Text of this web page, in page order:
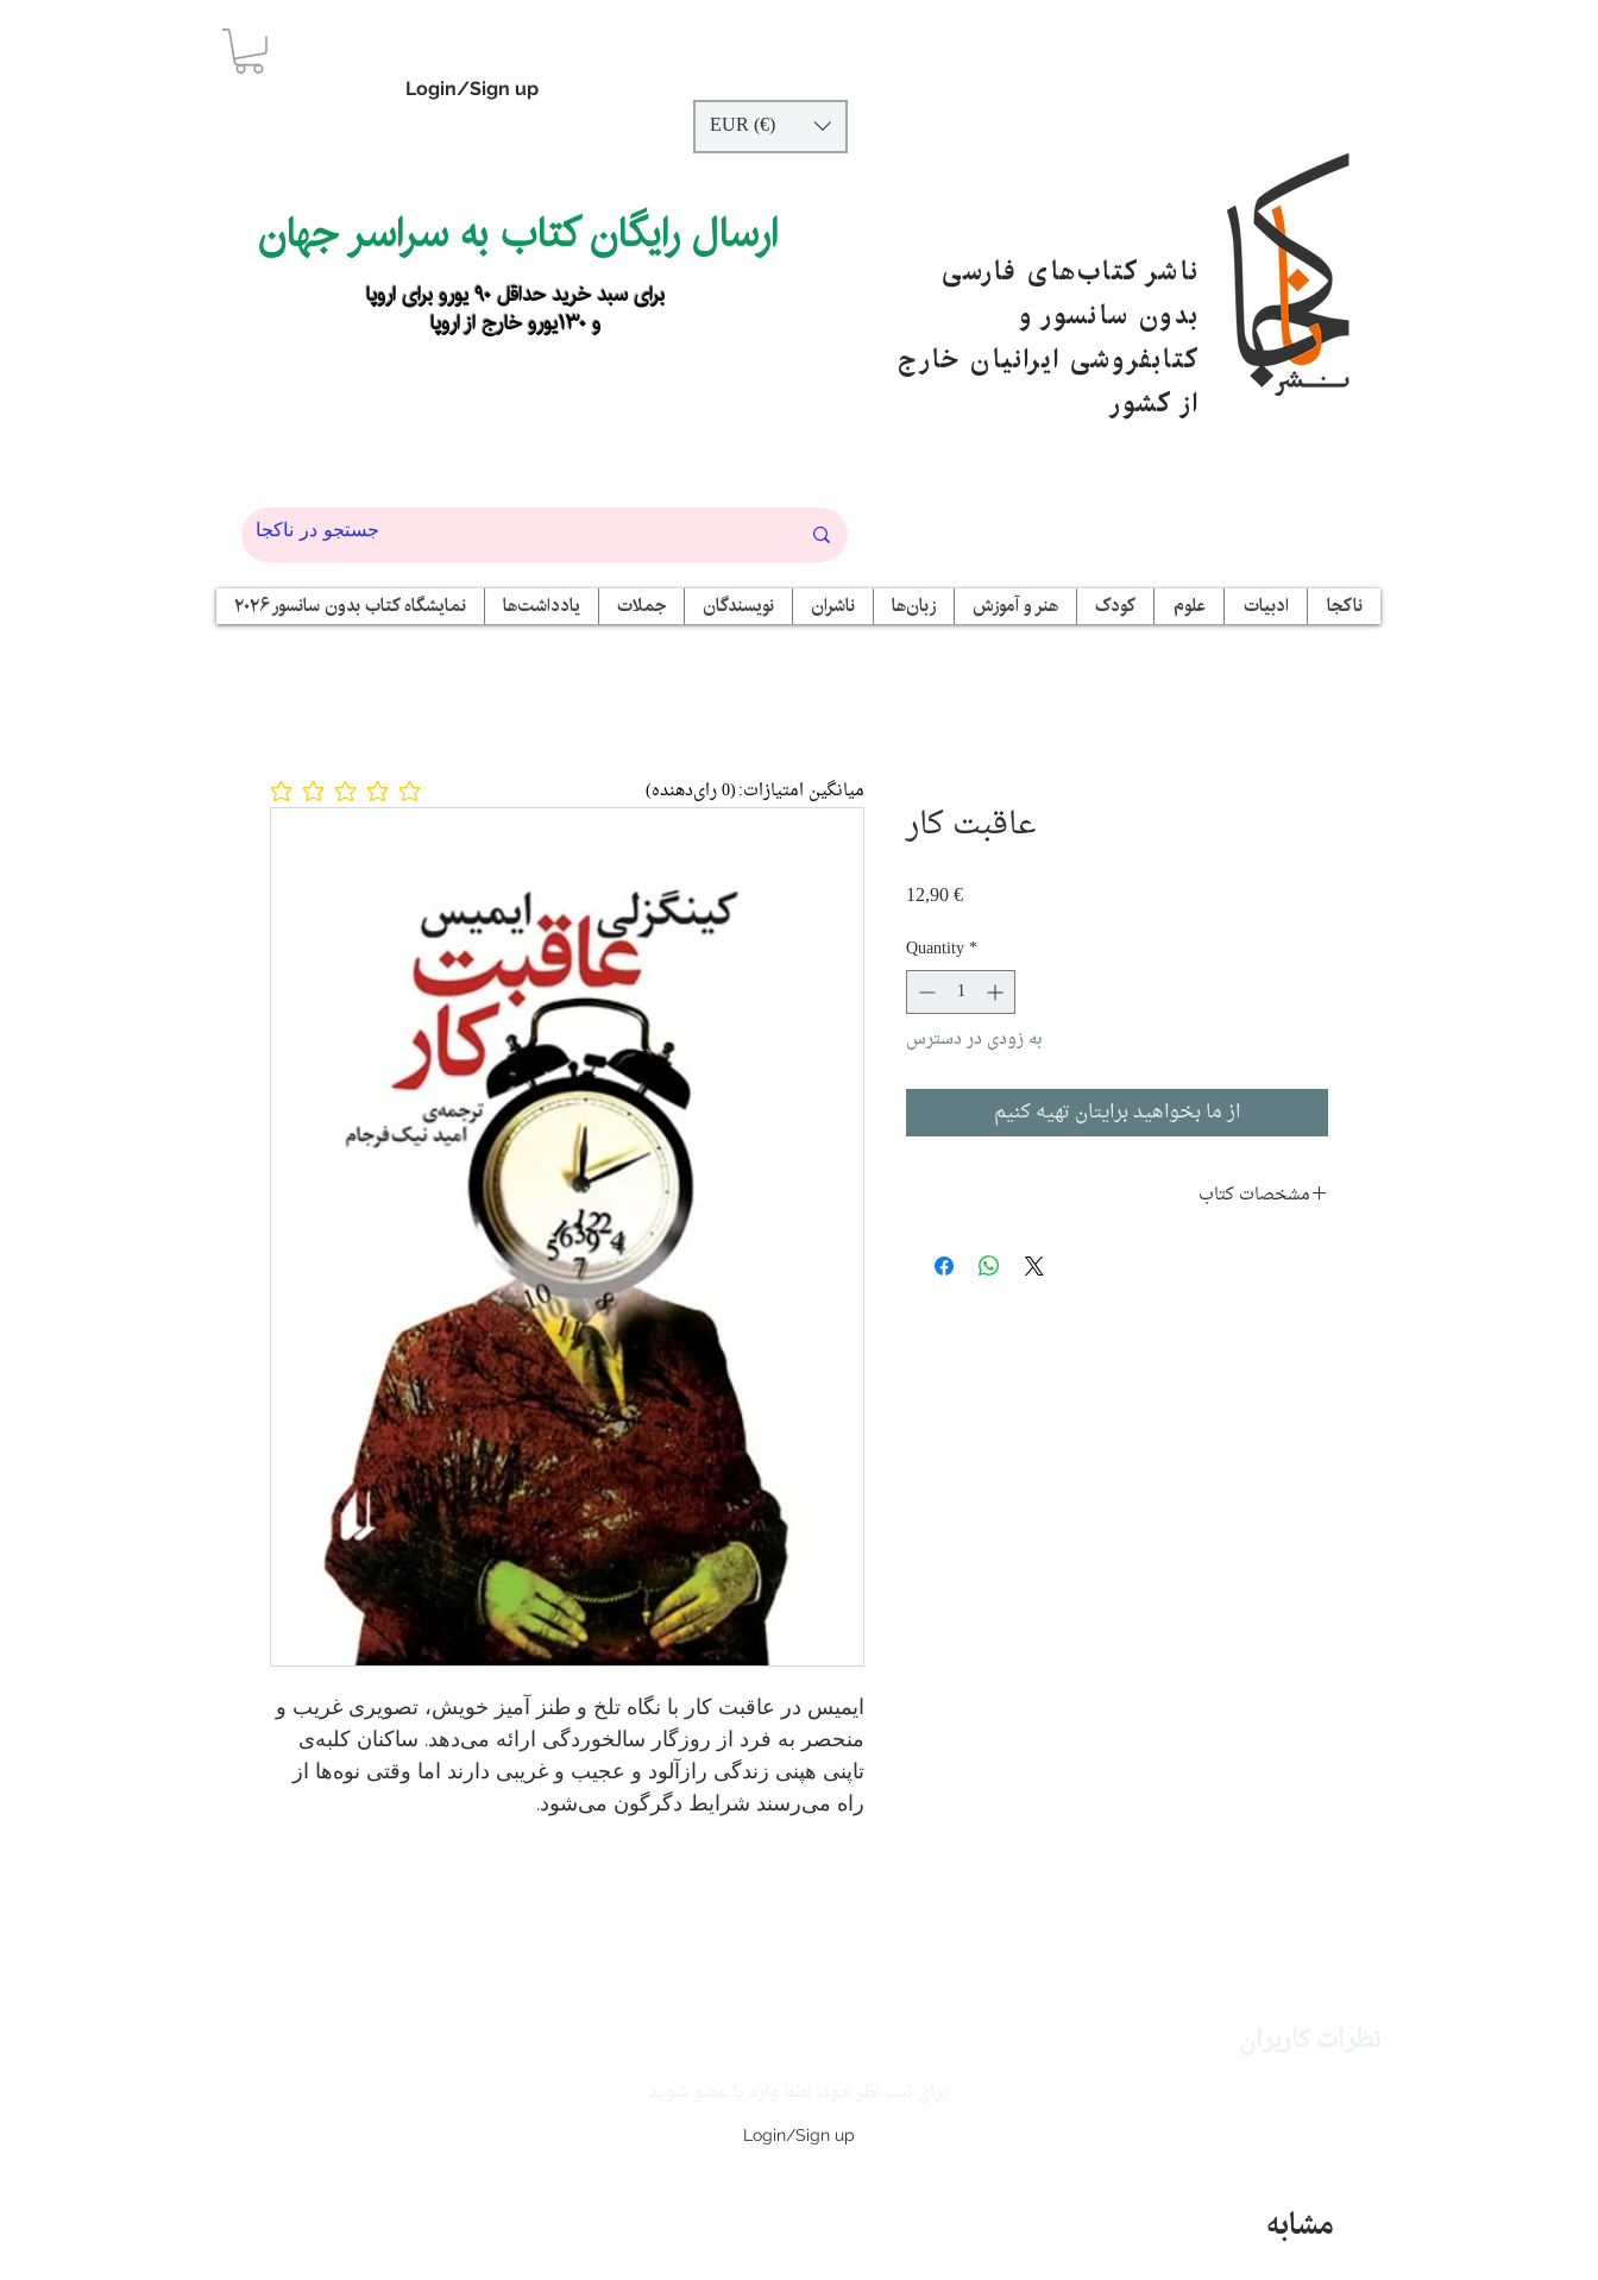
Login/Sign up
EUR (€)
ارسال رایگان کتاب به سراسر جهان
برای سبد خرید حداقل ۹۰ یورو برای اروپا
و ۱۳۰یورو خارج از اروپا
ناشر کتاب‌های فارسی
بدون سانسور و
کتابفروشی ایرانیان خارج
از کشور
ناکجا ادبیات علوم کودک هنر و آموزش زبان‌ها ناشران نویسندگان جملات یادداشت‌ها نمایشگاه کتاب بدون سانسور ۲۰۲۶
ایمیس در عاقبت کار با نگاه تلخ و طنز آمیز خویش، تصویری غریب و
منحصر به فرد از روزگار سالخوردگی ارائه می‌دهد. ساکنان کلبه‌ی
تا‌پنی هپنی زندگی رازآلود و عجیب و غریبی دارند اما وقتی نوه‌ها از
راه می‌رسند شرایط دگرگون می‌شود.
عاقبت کار
12,90 €Price
Quantity*
به زودی در دسترس
از ما بخواهید برایتان تهیه کنیم
مشخصات کتاب
No ratings yet میانگین امتیازات:(0 رای‌دهنده)
Login/Sign up
مشابه